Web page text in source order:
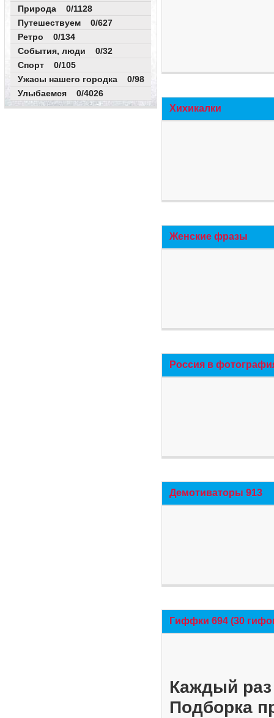
Природа 0/1128
Путешествуем 0/627
Ретро 0/134
События, люди 0/32
Спорт 0/105
Ужасы нашего городка 0/98
Улыбаемся 0/4026
Хихикалки
Женские фразы
Россия в
Демотиваторы 913
Гиффки 694 (30
Каждый
Подборка